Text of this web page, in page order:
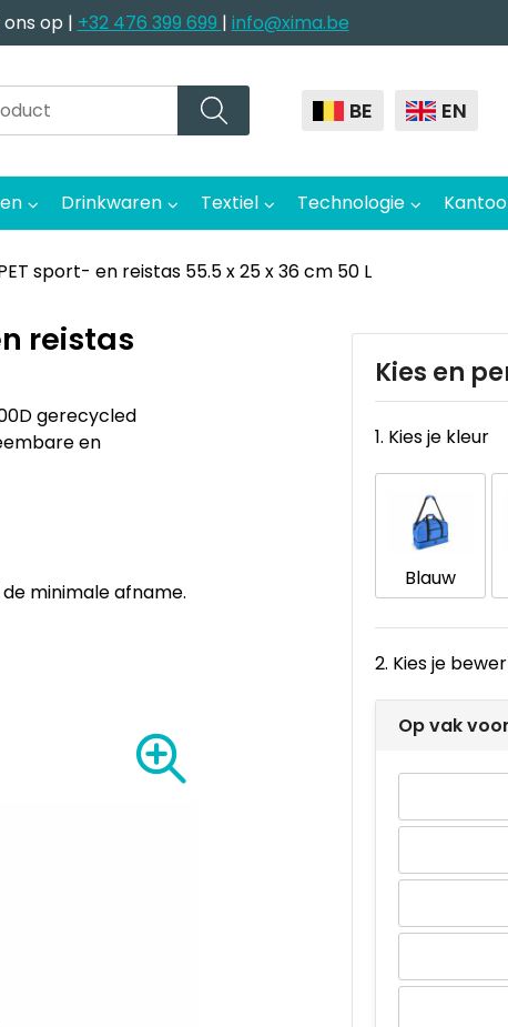
op | +32 476 399 699 | info@xima.be
BE EN
Drinkwaren Textiel Technologie
sport- en reistas 55.5 x 25 x 36 cm 50 L
reistas
gerecycled
en
de minimale afname.
Kies en
1. Kies je kleur
Blauw
2. Kies je
Op vak